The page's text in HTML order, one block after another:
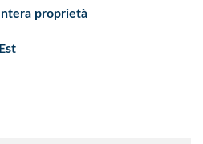
Intera proprietà
Est